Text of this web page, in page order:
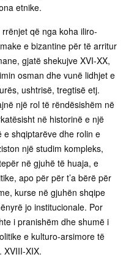
etnike.
që nga koha iliro-
e bizantine për të arritur
gjatë shekujve XVI-XX,
osman dhe vunë lidhjet e
ushtrisë, tregtisë etj.
një rol të rëndësishëm në
në historinë e një
shqiptarëve dhe rolin e
një studim kompleks,
në gjuhë të huaja, e
apo për për t’a bërë për
kurse në gjuhën shqipe
jo institucionale. Por
i pranishëm dhe shumë i
e kulturo-arsimore të
XVIII-XIX.